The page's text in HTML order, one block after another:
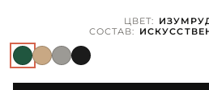
ЦВЕТ:
СОСТАВ: